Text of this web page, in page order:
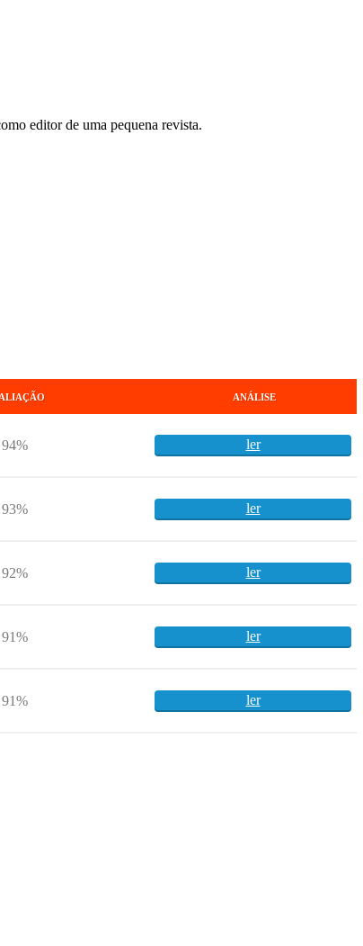
editor de uma pequena revista.
ANÁLISE
94% ler
93% ler
92% ler
91% ler
91% ler